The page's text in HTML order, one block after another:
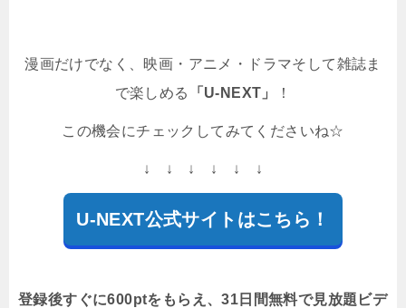
漫画だけでなく、映画・アニメ・ドラマそして雑誌ま
で楽しめる
「U-NEXT」 ！
この機会にチェックしてみてくださいね☆
↓ ↓ ↓ ↓ ↓ ↓
U-NEXT公式サイトはこちら！
登録後すぐに600ptをもらえ、31日間無料で見放題ビデ